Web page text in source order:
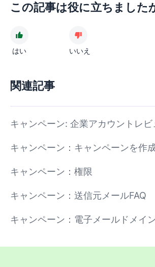
この記事は役に立ちました
はい いいえ
関連記事
キャンペーン: 企業アカウントレビ
キャンペーン：キャンペーンを作
キャンペーン：権限
キャンペーン：送信元メールFAQ
キャンペーン：電子メールドメイ